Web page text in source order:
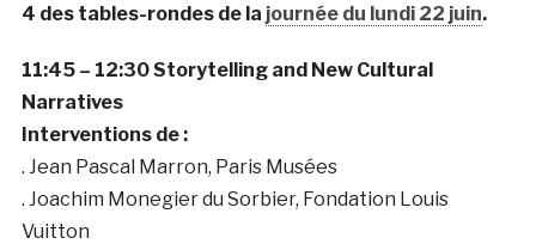
4 des tables-rondes de la journée du lundi 22 juin.
11:45 – 12:30 Storytelling and New Cultural
Narratives
Interventions de :
. Jean Pascal Marron, Paris Musées
. Joachim Monegier du Sorbier, Fondation Louis
Vuitton